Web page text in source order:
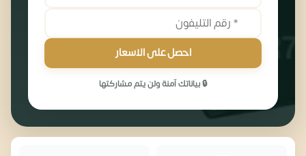
احصل على الاسعار
🔒 بياناتك آمنة ولن يتم مشاركتها